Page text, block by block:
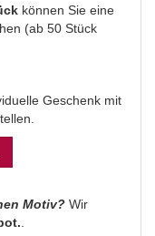
können Sie eine
(ab 50 Stück
Geschenk mit
Motiv? Wir